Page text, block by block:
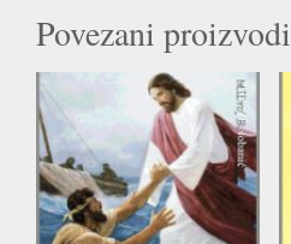
Povezani proizvodi